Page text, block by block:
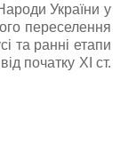
України у
переселення
та ранні етапи
початку ХІ ст.